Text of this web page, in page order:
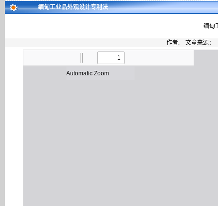
缅甸工业品外观设计专利法
缅甸
作者: 文章来源：